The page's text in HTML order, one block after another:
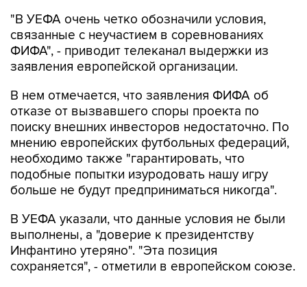
"В УЕФА очень четко обозначили условия,
связанные с неучастием в соревнованиях
ФИФА", - приводит телеканал выдержки из
заявления европейской организации.
В нем отмечается, что заявления ФИФА об
отказе от вызвавшего споры проекта по
поиску внешних инвесторов недостаточно. По
мнению европейских футбольных федераций,
необходимо также "гарантировать, что
подобные попытки изуродовать нашу игру
больше не будут предприниматься никогда".
В УЕФА указали, что данные условия не были
выполнены, а "доверие к президентству
Инфантино утеряно". "Эта позиция
сохраняется", - отметили в европейском союзе.